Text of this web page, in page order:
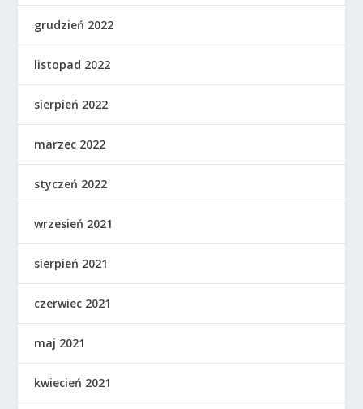
grudzień 2022
listopad 2022
sierpień 2022
marzec 2022
styczeń 2022
wrzesień 2021
sierpień 2021
czerwiec 2021
maj 2021
kwiecień 2021